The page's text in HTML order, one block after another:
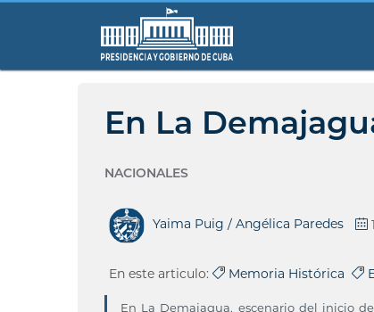
En La
NACIONALES
Yaima Puig / Angélica Paredes
En este articulo: Memoria Histórica
En La Demajagua, escenario del inicio